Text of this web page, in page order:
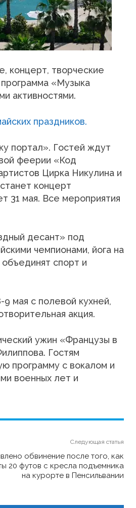
концерт, творческие
«Музыка
активностями.
портал». Гостей ждут
феерии «Код
Цирка Никулина и
концерт
31 мая. Все мероприятия
десант» под
чемпионами, йога на
спорт и
мая с полевой кухней,
акция.
ужин «Французы в
Гостям
программу с вокалом и
военных лет и
Следующая статья
обвинение после того, как
20 футов с кресла подъемника
на курорте в Пенсильвании